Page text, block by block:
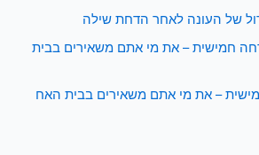
של העונה לאחר הדחת שילה
חמישית – את מי אתם משאירים בבית
– את מי אתם משאירים בבית האח